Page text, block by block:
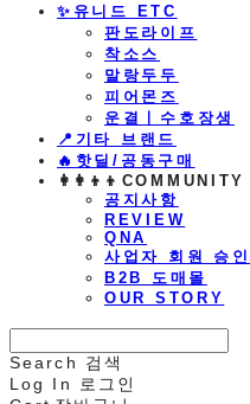
​✨유니드 ETC
판도라이프
착소스
말랑두두
피어몬즈
운결ㅣ수호장생
📍기타 브랜드
🔥핫딜/공동구매
👩‍👩‍👦‍👦COMMUNITY
공지사항
REVIEW
QNA
사업자 회원 승
B2B 도매몰
OUR STORY
Search
검색
Log In
로그인